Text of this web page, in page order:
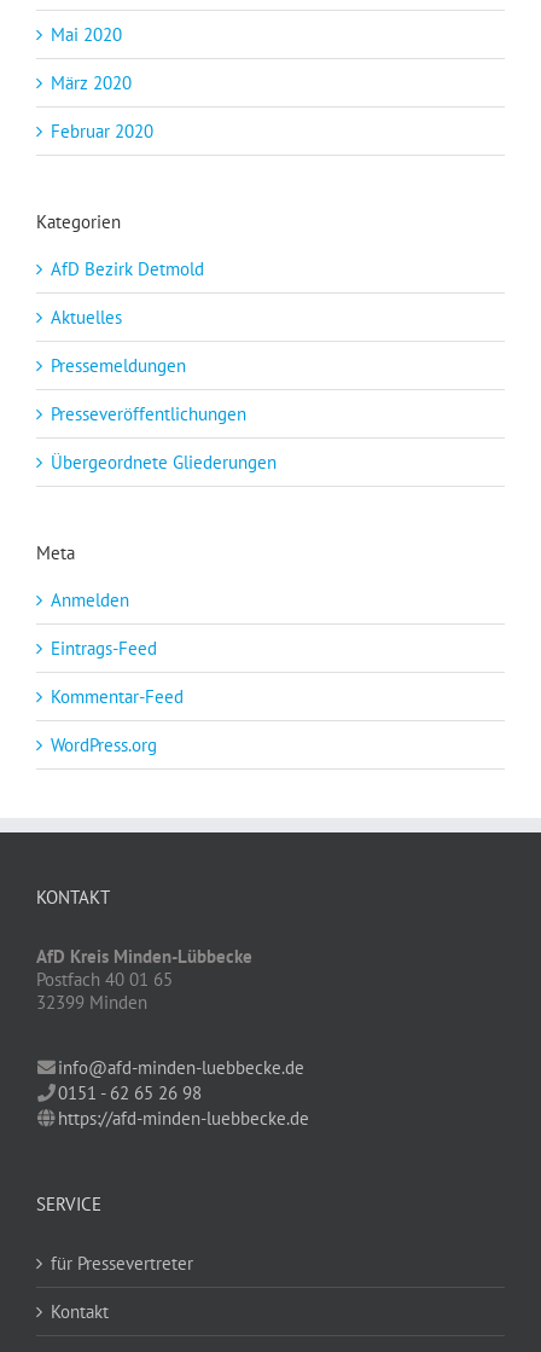
Mai 2020
März 2020
Februar 2020
Kategorien
AfD Bezirk Detmold
Aktuelles
Pressemeldungen
Presseveröffentlichungen
Übergeordnete Gliederungen
Meta
Anmelden
Eintrags-Feed
Kommentar-Feed
WordPress.org
KONTAKT
AfD Kreis Minden-Lübbecke
Postfach 40 01 65
32399 Minden
info@afd-minden-luebbecke.de
0151 - 62 65 26 98
https://afd-minden-luebbecke.de
SERVICE
für Pressevertreter
Kontakt